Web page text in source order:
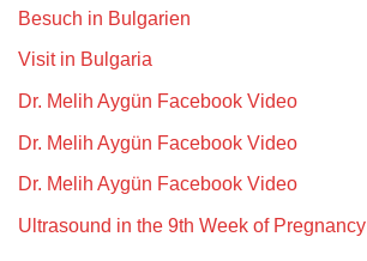
Besuch in Bulgarien
Visit in Bulgaria
Dr. Melih Aygün Facebook Video
Dr. Melih Aygün Facebook Video
Dr. Melih Aygün Facebook Video
Ultrasound in the 9th Week of Pregnancy